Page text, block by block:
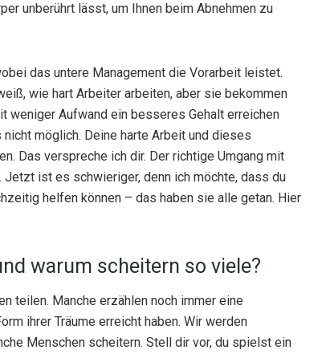
unberührt lässt, um Ihnen beim Abnehmen zu
das untere Management die Vorarbeit leistet.
wie hart Arbeiter arbeiten, aber sie bekommen
weniger Aufwand ein besseres Gehalt erreichen
möglich. Deine harte Arbeit und dieses
Das verspreche ich dir. Der richtige Umgang mit
ist es schwieriger, denn ich möchte, dass du
helfen können – das haben sie alle getan. Hier
warum scheitern so viele?
teilen. Manche erzählen noch immer eine
ihrer Träume erreicht haben. Wir werden
Menschen scheitern. Stell dir vor, du spielst ein